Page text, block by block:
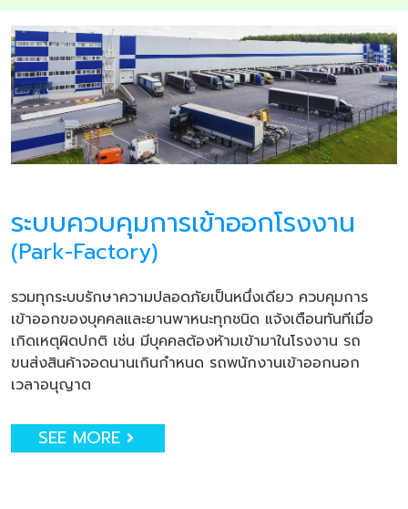
ระบบควบคุมการเข้าออกโรงงาน
(Park-Factory)
รวมทุกระบบรักษาความปลอดภัยเป็นหนึ่งเดียว ควบคุมการ
เข้าออกของบุคคลและยานพาหนะทุกชนิด แจ้งเตือนทันทีเมื่อ
เกิดเหตุผิดปกติ เช่น มีบุคคลต้องห้ามเข้ามาในโรงงาน รถ
ขนส่งสินค้าจอดนานเกินกำหนด รถพนักงานเข้าออกนอก
เวลาอนุญาต
SEE MORE